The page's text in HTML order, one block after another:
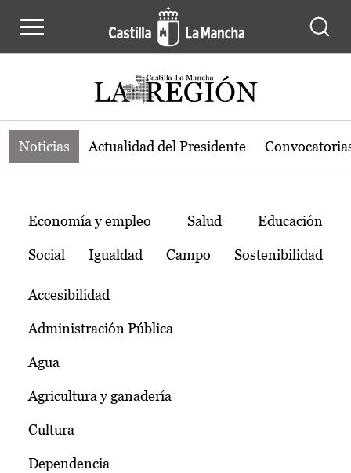
Noticias de la región de Castilla-La
Noticias Actualidad del Presidente
Temas
Economía y empleo Salud Educación
Social Igualdad Campo Sostenibilidad
Accesibilidad
Administración Pública
Agua
Agricultura y ganadería
Cultura
Dependencia